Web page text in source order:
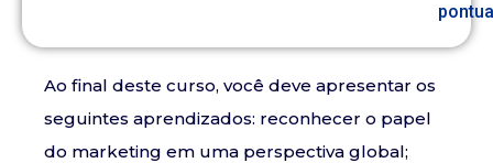
Ao final deste curso, você deve apresentar os
seguintes aprendizados: reconhecer o papel
do marketing em uma perspectiva global;